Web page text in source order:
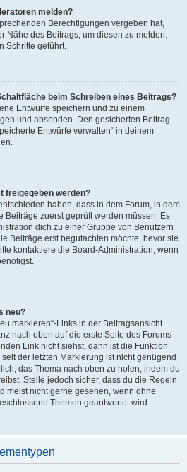
melden?
Berechtigungen vergeben hat,
Nähe des Beitrags, um diesen zu melden.
Schritte geführt.
beim Schreiben eines Beitrags?
Entwürfe speichern und zu einem
und absenden. Den gesicherten Beitrag
Entwürfe verwalten“ in deinem
freigegeben werden?
haben, dass in dem Forum, in dem
Beiträge zuerst geprüft werden müssen. Es
dich zu einer Gruppe von Benutzern
Beiträge erst begutachten möchte, bevor sie
kontaktiere die Board-Administration, wenn
neu?
markieren“-Links in der Beitragsansicht
nach oben auf die erste Seite des Forums
Link nicht siehst, dann ist die Funktion
der letzten Markierung ist nicht genügend
das Thema nach oben zu holen, indem du
Stelle jedoch sicher, dass du die Regeln
meist nicht gerne gesehen, wenn ohne
Themen geantwortet wird.